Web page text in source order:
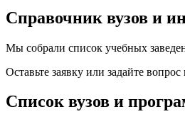
Справочник вузов и
Мы собрали список учебных
Оставьте заявку или задайте
Список вузов и